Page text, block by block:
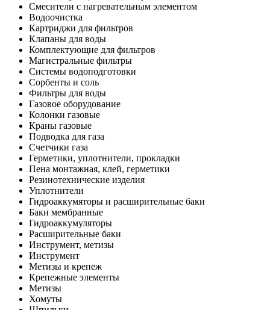
Смесители с нагревательным элементом
Водоочистка
Картриджи для фильтров
Клапаны для воды
Комплектующие для фильтров
Магистральные фильтры
Системы водоподготовки
Сорбенты и соль
Фильтры для воды
Газовое оборудование
Колонки газовые
Краны газовые
Подводка для газа
Счетчики газа
Герметики, уплотнители, прокладки
Пена монтажная, клей, герметики
Резинотехнические изделия
Уплотнители
Гидроаккумяторы и расширительные баки
Баки мембранные
Гидроаккумуляторы
Расширительные баки
Инструмент, метизы
Инструмент
Метизы и крепеж
Крепежные элементы
Метизы
Хомуты